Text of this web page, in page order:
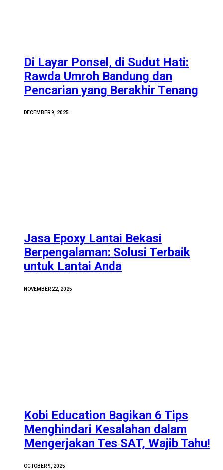
Di Layar Ponsel, di Sudut Hati:
Rawda Umroh Bandung dan
Pencarian yang Berakhir Tenang
DECEMBER 9, 2025
Jasa Epoxy Lantai Bekasi
Berpengalaman: Solusi Terbaik
untuk Lantai Anda
NOVEMBER 22, 2025
Kobi Education Bagikan 6 Tips
Menghindari Kesalahan dalam
Mengerjakan Tes SAT, Wajib Tahu!
OCTOBER 9, 2025